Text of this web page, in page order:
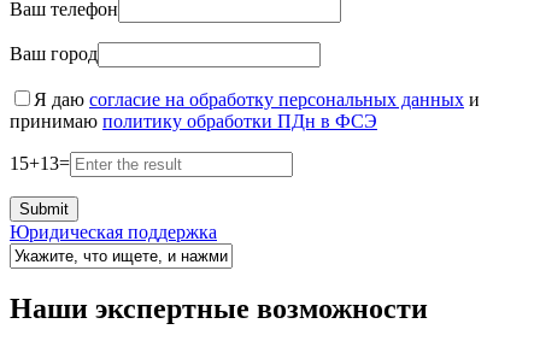
Ваш телефон
Ваш город
Я даю согласие на обработку персональных данных и
принимаю политику обработки ПДн в ФСЭ
15+13=
Юридическая поддержка
Наши экспертные возможности